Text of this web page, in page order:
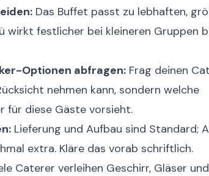
Das Buffet passt zu lebhaften,
wirkt festlicher bei kleineren Gruppen
Optionen abfragen: Frag deinen
nehmen kann, sondern welche
für diese Gäste vorsieht.
Lieferung und Aufbau sind Standard;
extra. Kläre das vorab schriftlich.
Caterer verleihen Geschirr, Gläser